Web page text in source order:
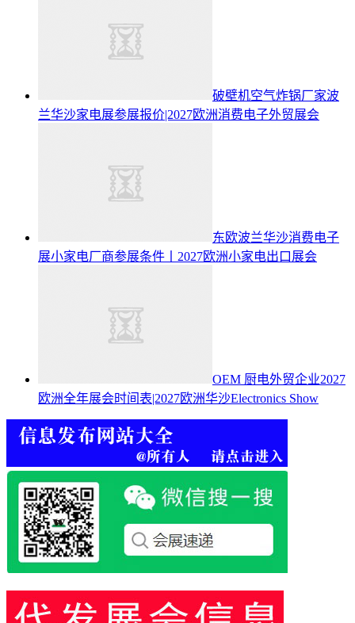
破壁机空气炸锅厂家波
兰华沙家电展参展报价|2027欧洲消费电子外贸展会
东欧波兰华沙消费电子
展小家电厂商参展条件丨2027欧洲小家电出口展会
OEM 厨电外贸企业2027
欧洲全年展会时间表|2027欧洲华沙Electronics Show